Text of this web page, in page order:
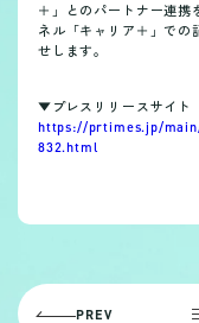
＋」とのパートナー連携
ネル「キャリア＋」での
せします。
▼プレスリリースサイト
https://prtimes.jp/
832.html
PREV